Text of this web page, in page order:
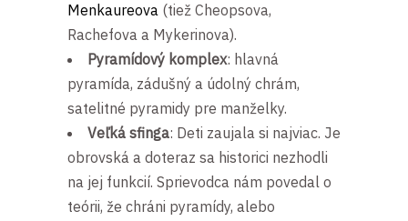
Menkaureova (tiež Cheopsova,
Rachefova a Mykerinova).
Pyramídový komplex: hlavná
pyramída, zádušný a údolný chrám,
satelitné pyramidy pre manželky.
Veľká sfinga: Deti zaujala si najviac. Je
obrovská a doteraz sa historici nezhodli
na jej funkcií. Sprievodca nám povedal o
teórii, že chráni pyramídy, alebo